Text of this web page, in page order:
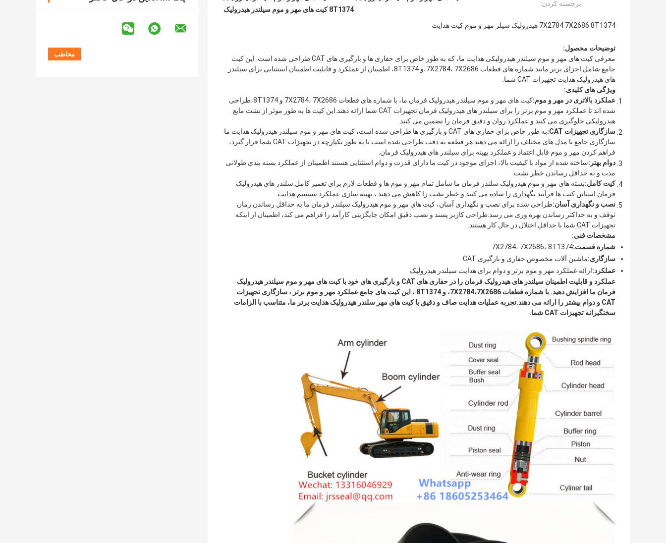
برجسته کردن:
8T1374 کیت های مهر و موم سیلندر هیدرولیک
7X2784 7X2686 8T1374 هيدرولیک سیلر مهر و موم کیت هدایت
توضیحات محصول:
معرفی کیت های مهر و موم سیلندر هیدرولیکی هدایت ما، که به طور خاص برای حفاری ها و بارگیری های CAT طراحی شده است. این کیت
جامع شامل اجزای برتر مانند شماره های قطعات 7X2784، 7X2686،و 8T1374، اطمینان از عملکرد و قابلیت اطمینان استثنایی برای سیلندر
های هیدرولیک هدایت تجهیزات CAT شما.
ویژگی های کلیدی:
عملکرد بالاتری در مهر و موم:
کیت های مهر و موم سیلندر هیدرولیک فرمان ما، با شماره های قطعات 7X2784، 7X2686 و 8T1374،طراحی
شده اند تا عملکرد مهر و موم برتر را برای سیلندر های هیدرولیک فرمان تجهیزات CAT شما ارائه دهند.این کیت ها به طور موثر از نشت مایع
هیدرولیکی جلوگیری می کنند و عملکرد روان و دقیق فرمان را تضمین می کنند.
سازگاری تجهیزات CAT:
به طور خاص برای حفاری های CAT و بارگیری ها طراحی شده است، کیت های مهر و موم سیلندر هیدرولیک هدایت ما
سازگاری جامع با مدل های مختلف را ارائه می دهند.هر قطعه به دقت طراحی شده است تا به طور یکپارچه در تجهیزات CAT شما قرار گیرد،
فراهم کردن مهر و موم قابل اعتماد و عملکرد بهینه برای سیلندر های هیدرولیک فرمان.
دوام بهتر:ساخته شده از مواد با کیفیت بالا، اجزای موجود در کیت ما دارای قدرت و دوام استثنایی هستند.اطمینان از عملکرد بسته بندی طولانی
مدت و به حداقل رساندن خطر نشت.
کیت کامل:بسته های مهر و موم هیدرولیک سلندر فرمان ما شامل تمام مهر و موم ها و قطعات لازم برای تعمیر کامل سلندر های هیدرولیک
فرمان استاین کیت ها فرآیند نگهداری را ساده می کنند و خطر نشت را کاهش می دهند.، بهینه سازی عملکرد سیستم هدایت.
نصب و نگهداری آسان:طراحی شده برای نصب و نگهداری آسان، کیت های مهر و موم هیدرولیک سیلندر فرمان ما به حداقل رساندن زمان
توقف و به حداکثر رساندن بهره وری می رسد.طراحی کاربر پسند و نصب دقیق امکان جایگزینی کارآمد را فراهم می کند، اطمینان از اینکه
تجهیزات CAT شما با حداقل اختلال در حال کار هستند.
مشخصات فنی:
شماره قسمت:7X2784، 7X2686، 8T1374
سازگاری:ماشین آلات مخصوص حفاری و بارگیری CAT
عملکرد:ارائه عملکرد مهر و موم برتر و دوام برای هدایت سیلندر هیدرولیک
عملکرد و قابلیت اطمینان سیلندر های هیدرولیک فرمان را در حفاری های CAT و بارگیری های خود با کیت های مهر و موم سیلندر هیدرولیک
فرمان ما افزایش دهید. با شماره قطعات 7X2784،7X2686، و 8T1374 ، این کیت های جامع عملکرد مهر و موم برتر ، سازگاری تجهیزات
CAT و دوام بیشتر را ارائه می دهند.تجربه عملیات هدایت صاف و دقیق با کیت های مهر سلندر هیدرولیک هدایت برتر ما، متناسب با الزامات
سختگیرانه تجهیزات CAT شما.